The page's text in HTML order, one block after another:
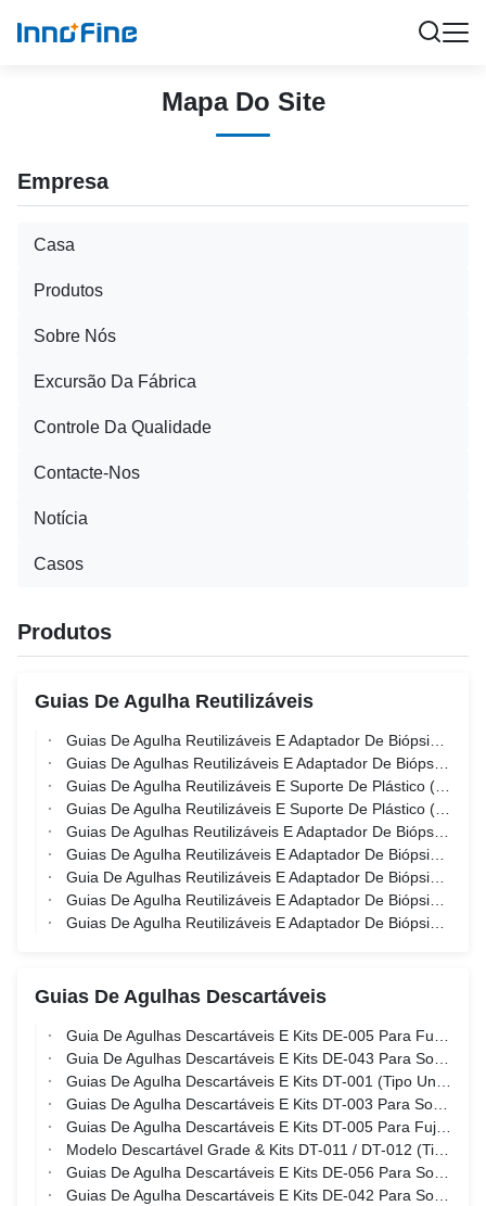
Mapa Do Site
Empresa
Casa
Produtos
Sobre Nós
Excursão Da Fábrica
Controle Da Qualidade
Contacte-Nos
Notícia
Casos
Produtos
Guias De Agulha Reutilizáveis
Guias De Agulha Reutilizáveis E Adaptador De Biópsia JEM-028 Para Mindray 65EC10(EA,EB,EC,ED,HA),65EB10EA, 6CV1(S,P),cb10-4(S,P,E,A),v10-4(S,M,Bs,BP,M-B),v11-3(E,S,M,B,BE,M-B),v11-3w(S,E),e9-3,v11-3h(E,U,S) Sonda
Guias De Agulhas Reutilizáveis E Adaptador De Biópsia JEM-073 Para Sonda Samsung ev2-10a, ev2-12
Guias De Agulha Reutilizáveis E Suporte De Plástico (Fora Do Plano) Série JSP Para Esaote, Fujifilm/Sonosite, GE, Mindray, Philips, Samsung, Siemens, SonoScape, Vinno
Guias De Agulha Reutilizáveis E Suporte De Plástico (In-Plane) Série JSP Para Alponion, Canon, Esaote, Fujifilm, GE, Mindray, Philips, Samsung, Siemens, SonoScape, Vinno
Guias De Agulhas Reutilizáveis E Adaptador De Biópsia JSM-407 Para SonoScape vc6-2 Probe
Guias De Agulha Reutilizáveis E Adaptador De Biópsia JSM-171 Para Sonda SonoScape 9l-A
Guia De Agulhas Reutilizáveis E Adaptador De Biópsia JSM-166 Para SonoScape c322 Probe
Guias De Agulha Reutilizáveis E Adaptador De Biópsia JSM-372 Para Sonda SonoScape vc6-2
Guias De Agulha Reutilizáveis E Adaptador De Biópsia JSM-152 Para Sonda SonoScape l752
Guias De Agulhas Descartáveis
Guia De Agulhas Descartáveis E Kits DE-005 Para Fujifilm UST-984-5, UST-981-5, UST-9112, Sonda c41b
Guia De Agulhas Descartáveis E Kits DE-043 Para Sonda Samsung ev2-10a, ev2-12
Guias De Agulha Descartáveis E Kits DT-001 (Tipo Universal) Para Sondas GE, BK, Philips, Mindray...Etc
Guias De Agulha Descartáveis E Kits DT-003 Para Sonda BK 8848, E14CL4B, 9048
Guias De Agulha Descartáveis E Kits DT-005 Para Fujifilm UST-672-5/7.5, Sonda UST-678
Modelo Descartável Grade & Kits DT-011 / DT-012 (Tipo Universal) Para AccuCare, BK Medical, EXSOTEC Stepper
Guias De Agulha Descartáveis E Kits DE-056 Para Sonda Alpinion ev2-11h, ec2-11h
Guias De Agulha Descartáveis E Kits DE-042 Para Sonda Siemens 10MC3